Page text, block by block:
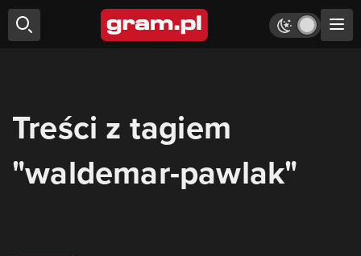
Treści z tagiem
"waldemar-pawlak"